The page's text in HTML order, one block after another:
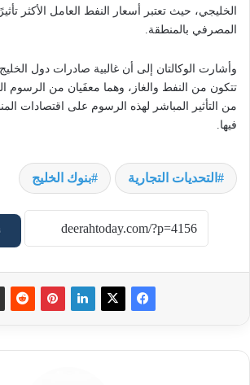
الخليجي، حيث تعتبر أسعار النفط العامل الأكثر
المصرفي بالمنطقة.
وأشارت الوكالتان إلى أن غالبية صادرات دول الخليج
تتكون من النفط والغاز، وهما معفَيان من الرسوم
من التأثير المباشر لهذه الرسوم على اقتصادات
فيها.
التحديات التجارية بنوك الخليج